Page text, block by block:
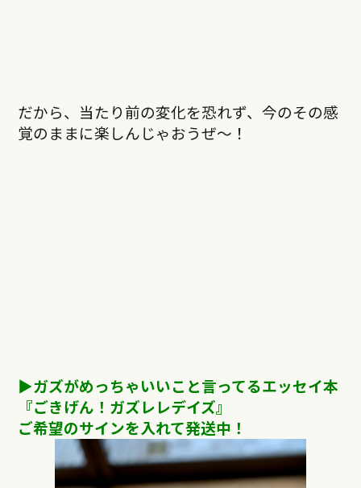
だから、当たり前の変化を恐れず、今のその感
覚のままに楽しんじゃおうぜ〜！
▶︎ガズがめっちゃいいこと言ってるエッセイ本
『ごきげん！ガズレレデイズ』
ご希望のサインを入れて発送中！